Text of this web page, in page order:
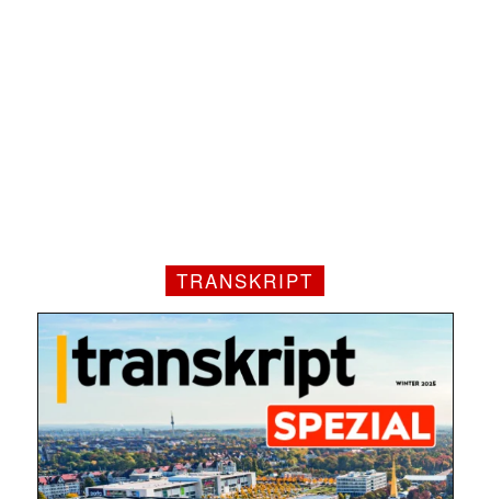
Mit dem |transkript-Newsletter
jede Woche aktuell informiert.
E-
(erforderlich)
TRANSKRIPT